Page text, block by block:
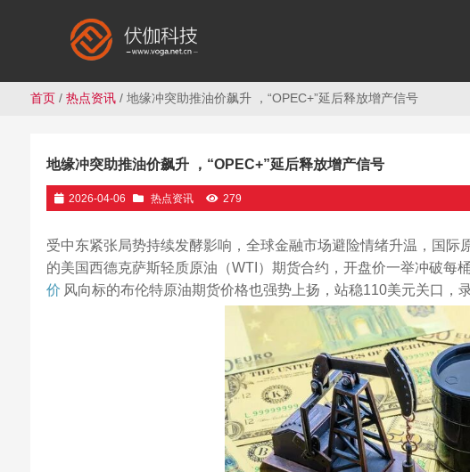
首页/ 热点资讯/ 地缘冲突助推油价飙升 ，“OPEC+”延后释放增产信号
地缘冲突助推油价飙升 ，“OPEC+”延后释放增产信号
2026-04-06 热点资讯 279
受中东紧张局势持续发酵影响，全球金融市场避险情绪升温，国
的美国西德克萨斯轻质原油（WTI）期货合约，开盘价一举冲破每
价 风向标的布伦特原油期货价格也强势上扬，站稳110美元关口，